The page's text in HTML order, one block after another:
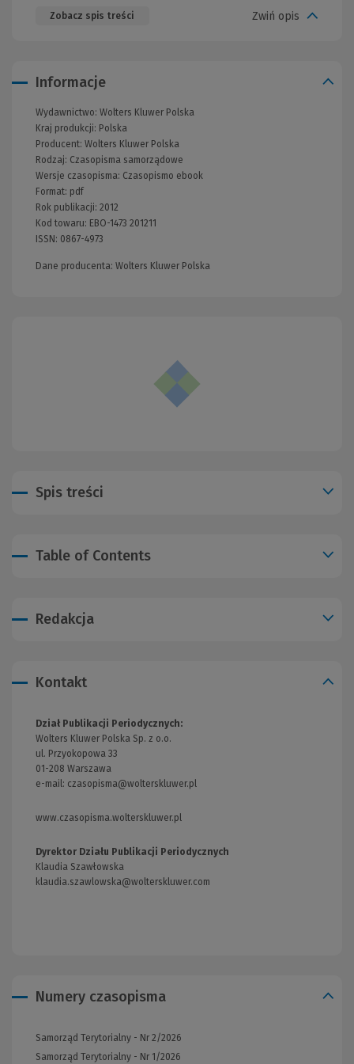
Zobacz spis treści Zwiń opis
Informacje
Wydawnictwo: Wolters Kluwer Polska
Kraj produkcji: Polska
Producent: Wolters Kluwer Polska
Rodzaj: Czasopisma samorządowe
Wersje czasopisma: Czasopismo ebook
Format: pdf
Rok publikacji: 2012
Kod towaru: EBO-1473 201211
ISSN: 0867-4973
Dane producenta: Wolters Kluwer Polska
Spis treści
Table of Contents
Redakcja
Kontakt
Dział Publikacji Periodycznych:
Wolters Kluwer Polska Sp. z o.o.
ul. Przyokopowa 33
01-208 Warszawa
e-mail: czasopisma@wolterskluwer.pl
www.czasopisma.wolterskluwer.pl
innej
Dyrektor Działu Publikacji Periodycznych
Klaudia Szawłowska
klaudia.szawlowska@wolterskluwer.com
Numery czasopisma
Samorząd Terytorialny - Nr 2/2026
Samorząd Terytorialny - Nr 1/2026